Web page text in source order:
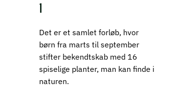
1
Det er et samlet forløb, hvor
børn fra marts til september
stifter bekendtskab med 16
spiselige planter, man kan finde i
naturen.